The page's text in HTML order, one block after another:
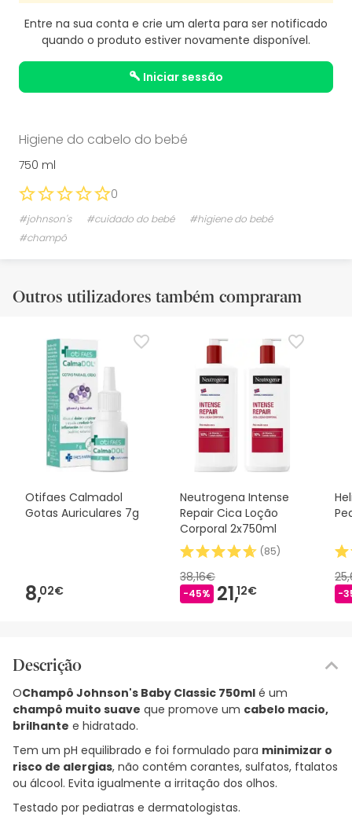
Entre na sua conta e crie um alerta para ser notificado
quando o produto estiver novamente disponível.
iniciar sessão
Higiene do cabelo do bebé
750 ml
0
#johnson's #cuidado do bebé
#higiene do bebé
#champô
Outros utilizadores também compraram
Otifaes Calmadol
Gotas Auriculares 7g
8,02€
Neutrogena Intense
Repair Cica Loção
Corporal 2x750ml
(85)
38,16€
-45% 21,12€ -
Descrição
OChampô Johnson's Baby Classic 750ml é um
champô muito suave que promove um cabelo macio,
brilhante e hidratado.
Tem um pH equilibrado e foi formulado para minimizar o
risco de alergias, não contém corantes, sulfatos, ftalatos
ou álcool. Evita igualmente a irritação dos olhos.
Testado por pediatras e dermatologistas.